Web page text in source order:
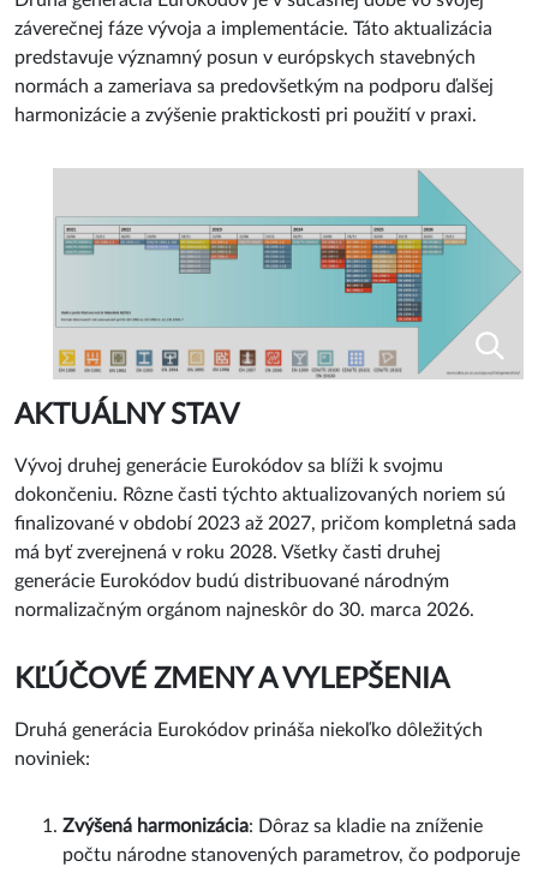
záverečnej fáze vývoja a implementácie. Táto aktualizácia
predstavuje významný posun v európskych stavebných
normách a zameriava sa predovšetkým na podporu ďalšej
harmonizácie a zvýšenie praktickosti pri použití v praxi.
AKTUÁLNY STAV
Vývoj druhej generácie Eurokódov sa blíži k svojmu
dokončeniu. Rôzne časti týchto aktualizovaných noriem sú
finalizované v období 2023 až 2027, pričom kompletná sada
má byť zverejnená v roku 2028. Všetky časti druhej
generácie Eurokódov budú distribuované národným
normalizačným orgánom najneskôr do 30. marca 2026.
KĽÚČOVÉ ZMENY A VYLEPŠENIA
Druhá generácia Eurokódov prináša niekoľko dôležitých
noviniek:
Zvýšená harmonizácia: Dôraz sa kladie na zníženie
počtu národne stanovených parametrov, čo podporuje